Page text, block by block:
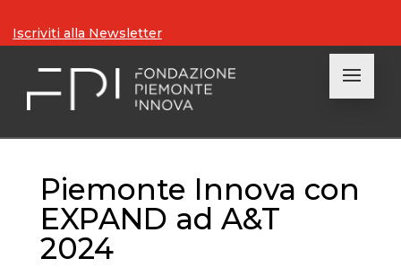
Iscriviti alla Newsletter
Piemonte Innova con
EXPAND ad A&T
2024